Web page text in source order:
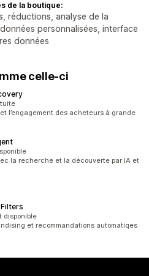
de la boutique:
réductions, analyse de la
personnalisées, interface
données
celle-ci
l’engagement des acheteurs à grande
la recherche et la découverte par IA et
disponible
et recommandations automatiqes